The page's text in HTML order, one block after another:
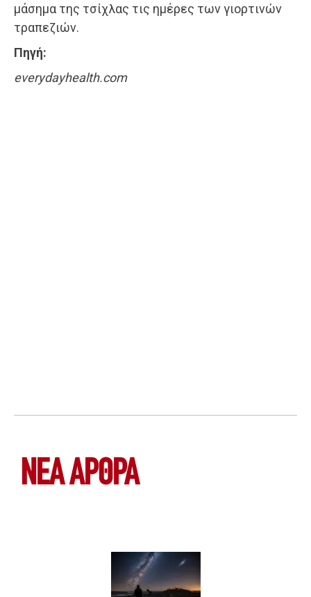
μάσημα της τσίχλας τις ημέρες των γιορτινών
τραπεζιών.
Πηγή:
everydayhealth.com
ΝΕΑ ΆΡΘΡΑ